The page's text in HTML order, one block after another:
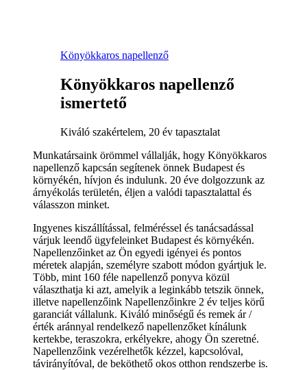
Könyökkaros napellenző
Könyökkaros napellenző
ismertető
Kiváló szakértelem, 20 év tapasztalat
Munkatársaink örömmel vállalják, hogy Könyökkaros
napellenző kapcsán segítenek önnek Budapest és
környékén, hívjon és indulunk. 20 éve dolgozzunk az
árnyékolás területén, éljen a valódi tapasztalattal és
válasszon minket.
Ingyenes kiszállítással, felméréssel és tanácsadással
várjuk leendő ügyfeleinket Budapest és környékén.
Napellenzőinket az Ön egyedi igényei és pontos
méretek alapján, személyre szabott módon gyártjuk le.
Több, mint 160 féle napellenző ponyva közül
választhatja ki azt, amelyik a leginkább tetszik önnek,
illetve napellenzőink Napellenzőinkre 2 év teljes körű
garanciát vállalunk. Kiváló minőségű és remek ár /
érték aránnyal rendelkező napellenzőket kínálunk
kertekbe, teraszokra, erkélyekre, ahogy Ön szeretné.
Napellenzőink vezérelhetők kézzel, kapcsolóval,
távirányítóval, de beköthető okos otthon rendszerbe is.